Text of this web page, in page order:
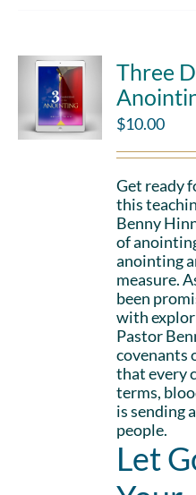
Three
$10.00
Get ready
this
Benny
of
anointing
measure.
been
with
Pastor
covenants
that every
terms,
is sending
people.
Let